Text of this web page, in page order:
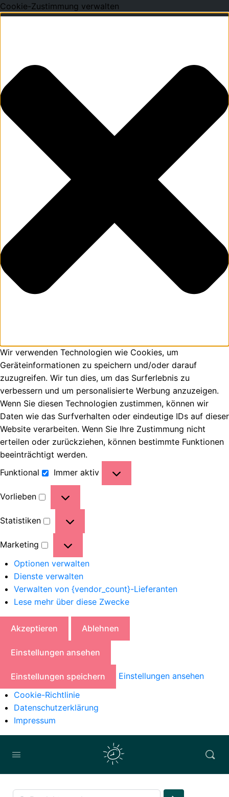
Cookie-Zustimmung verwalten
Wir verwenden Technologien wie Cookies, um
Geräteinformationen zu speichern und/oder darauf
zuzugreifen. Wir tun dies, um das Surferlebnis zu
verbessern und um personalisierte Werbung anzuzeigen.
Wenn Sie diesen Technologien zustimmen, können wir
Daten wie das Surfverhalten oder eindeutige IDs auf dieser
Website verarbeiten. Wenn Sie Ihre Zustimmung nicht
erteilen oder zurückziehen, können bestimmte Funktionen
beeinträchtigt werden.
Funktional
Immer aktiv
Vorlieben
Statistiken
Marketing
Optionen verwalten
Dienste verwalten
Verwalten von {vendor_count}-Lieferanten
Lese mehr über diese Zwecke
Akzeptieren Ablehnen
Einstellungen ansehen
Einstellungen speichern
Einstellungen ansehen
Cookie-Richtlinie
Datenschutzerklärung
Impressum